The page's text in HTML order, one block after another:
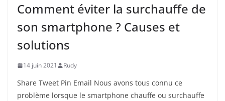
Comment éviter la surchauffe de
son smartphone ? Causes et
solutions
14 juin 2021 Rudy
Share Tweet Pin Email Nous avons tous connu ce
problème lorsque le smartphone chauffe ou surchauffe